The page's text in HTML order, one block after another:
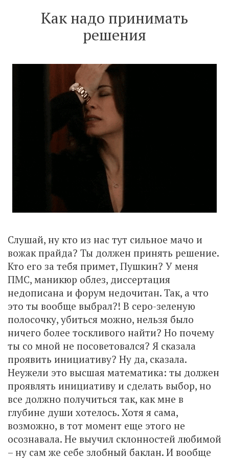
Как надо принимать
решения
Слушай, ну кто из нас тут сильное мачо и
вожак прайда? Ты должен принять решение.
Кто его за тебя примет, Пушкин? У меня
ПМС, маникюр облез, диссертация
недописана и форум недочитан. Так, а что
это ты вообще выбрал?! В серо-зеленую
полосочку, убиться можно, нельзя было
ничего более тоскливого найти? Но почему
ты со мной не посоветовался? Я сказала
проявить инициативу? Ну да, сказала.
Неужели это высшая математика: ты должен
проявлять инициативу и сделать выбор, но
все должно получиться так, как мне в
глубине души хотелось. Хотя я сама,
возможно, в тот момент еще этого не
осознавала. Не выучил склонностей любимой
– ну сам же себе злобный баклан. И вообще